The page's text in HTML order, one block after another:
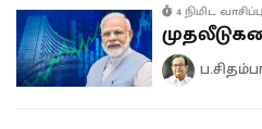
4 நிமிட வாசிப்பு